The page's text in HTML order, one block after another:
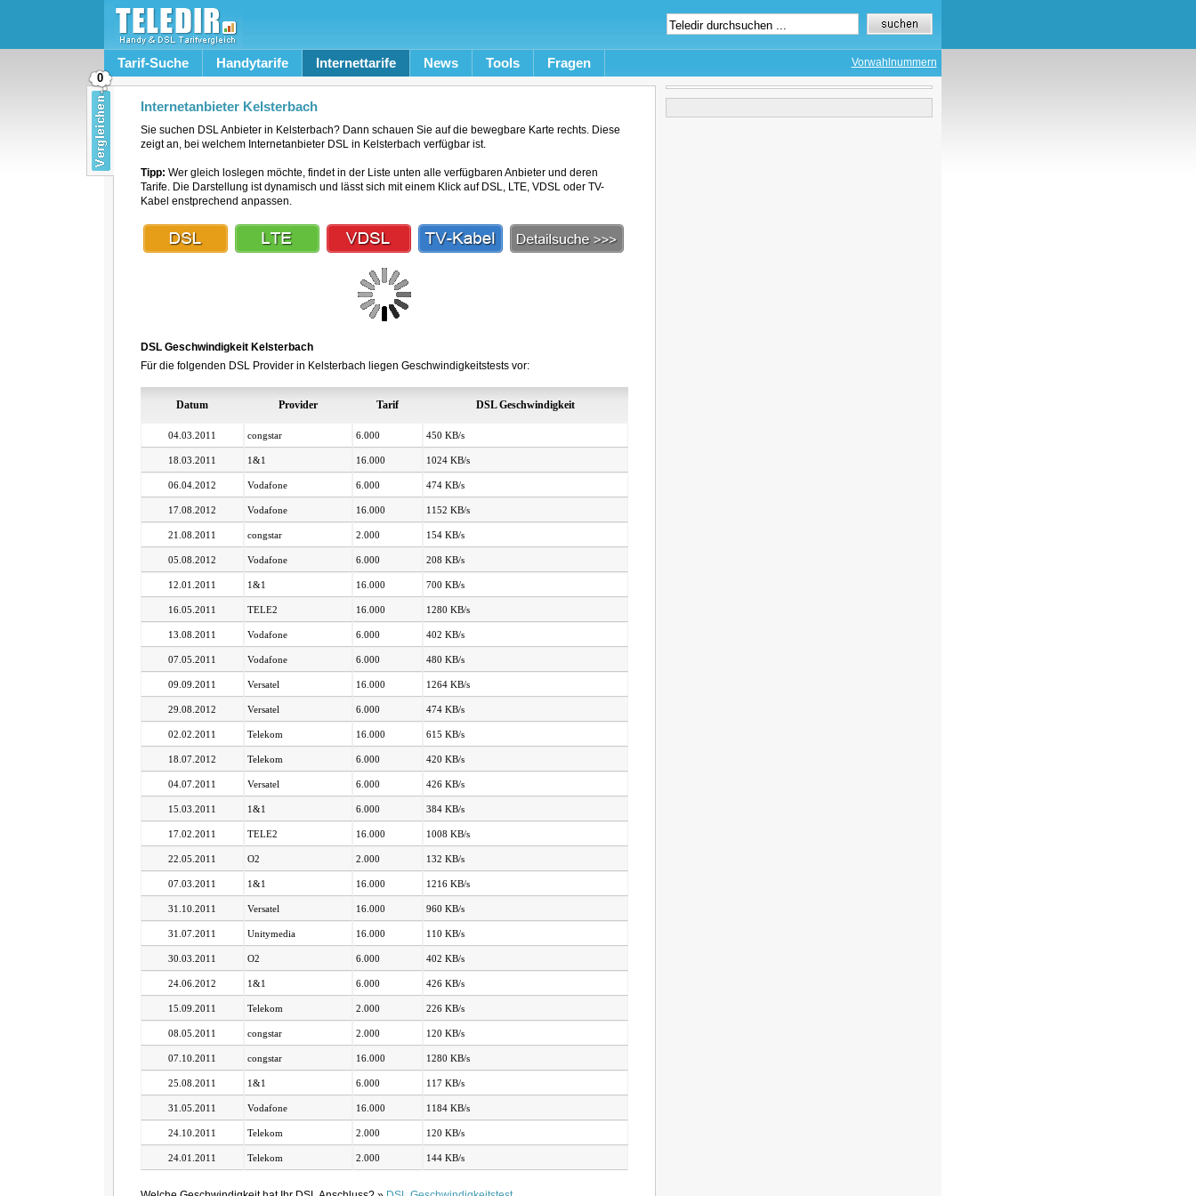
Tarif-Suche Handytarife Internettarife News Tools Fragen Vorwahlnummern
Internetanbieter Kelsterbach
Sie suchen DSL Anbieter in Kelsterbach? Dann schauen Sie auf die bewegbare Karte rechts. Diese
zeigt an, bei welchem Internetanbieter DSL in Kelsterbach verfügbar ist.
Tipp: Wer gleich loslegen möchte, findet in der Liste unten alle verfügbaren Anbieter und deren
Tarife. Die Darstellung ist dynamisch und lässt sich mit einem Klick auf DSL, LTE, VDSL oder TV-
Kabel enstprechend anpassen.
DSL Geschwindigkeit Kelsterbach
Für die folgenden DSL Provider in Kelsterbach liegen Geschwindigkeitstests vor:
Datum Provider Tarif DSL Geschwindigkeit
04.03.2011 congstar 6.000 450 KB/s
18.03.2011 1&1 16.000 1024 KB/s
06.04.2012 Vodafone 6.000 474 KB/s
17.08.2012 Vodafone 16.000 1152 KB/s
21.08.2011 congstar 2.000 154 KB/s
05.08.2012 Vodafone 6.000 208 KB/s
12.01.2011 1&1 16.000 700 KB/s
16.05.2011 TELE2 16.000 1280 KB/s
13.08.2011 Vodafone 6.000 402 KB/s
07.05.2011 Vodafone 6.000 480 KB/s
09.09.2011 Versatel 16.000 1264 KB/s
29.08.2012 Versatel 6.000 474 KB/s
02.02.2011 Telekom 16.000 615 KB/s
18.07.2012 Telekom 6.000 420 KB/s
04.07.2011 Versatel 6.000 426 KB/s
15.03.2011 1&1 6.000 384 KB/s
17.02.2011 TELE2 16.000 1008 KB/s
22.05.2011 O2 2.000 132 KB/s
07.03.2011 1&1 16.000 1216 KB/s
31.10.2011 Versatel 16.000 960 KB/s
31.07.2011 Unitymedia 16.000 110 KB/s
30.03.2011 O2 6.000 402 KB/s
24.06.2012 1&1 6.000 426 KB/s
15.09.2011 Telekom 2.000 226 KB/s
08.05.2011 congstar 2.000 120 KB/s
07.10.2011 congstar 16.000 1280 KB/s
25.08.2011 1&1 6.000 117 KB/s
31.05.2011 Vodafone 16.000 1184 KB/s
24.10.2011 Telekom 2.000 120 KB/s
24.01.2011 Telekom 2.000 144 KB/s
0